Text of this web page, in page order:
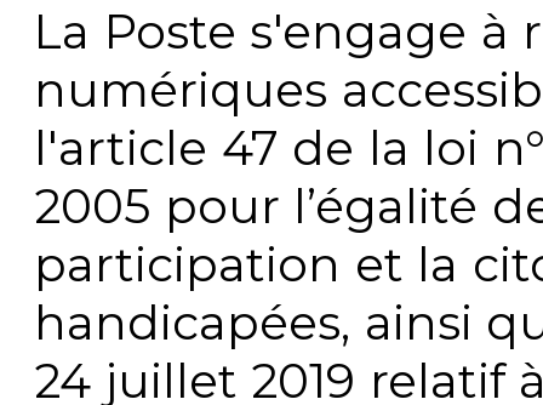
La Poste s'engage à
numériques
l'article 47 de la loi
2005 pour l’égalité
participation et la
handicapées, ainsi
24 juillet 2019 relatif